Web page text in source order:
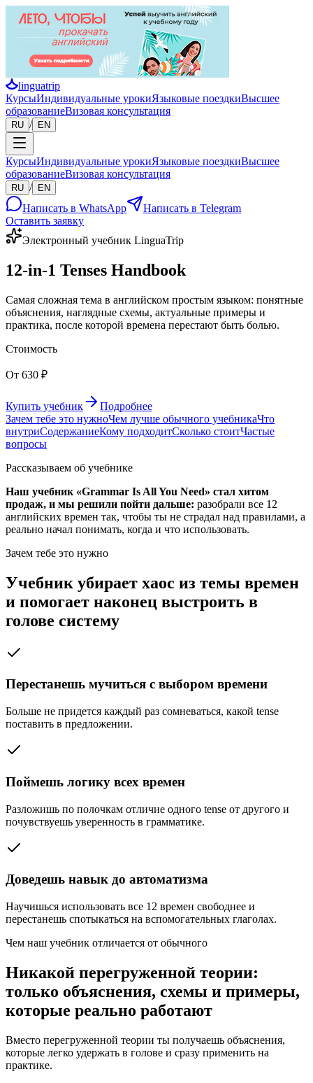
linguatrip
КурсыИндивидуальные урокиЯзыковые поездкиВысшее
образованиеВизовая консультация
RU / EN
КурсыИндивидуальные урокиЯзыковые поездкиВысшее
образованиеВизовая консультация
RU / EN
Написать в WhatsApp
Написать в Telegram
Оставить заявку
Электронный учебник LinguaTrip
12-in-1 Tenses Handbook
Самая сложная тема в английском простым языком: понятные
объяснения, наглядные схемы, актуальные примеры и
практика, после которой времена перестают быть болью.
Стоимость
От 630 ₽
Купить учебник
Подробнее
Зачем тебе это нужноЧем лучше обычного учебникаЧто
внутриСодержаниеКому подходитСколько стоитЧастые
вопросы
Рассказываем об учебнике
Наш учебник «Grammar Is All You Need» стал хитом
продаж, и мы решили пойти дальше: разобрали все 12
английских времен так, чтобы ты не страдал над правилами, а
реально начал понимать, когда и что использовать.
Зачем тебе это нужно
Учебник убирает хаос из темы времен
и помогает наконец выстроить в
голове систему
Перестанешь мучиться с выбором времени
Больше не придется каждый раз сомневаться, какой tense
поставить в предложении.
Поймешь логику всех времен
Разложишь по полочкам отличие одного tense от другого и
почувствуешь уверенность в грамматике.
Доведешь навык до автоматизма
Научишься использовать все 12 времен свободнее и
перестанешь спотыкаться на вспомогательных глаголах.
Чем наш учебник отличается от обычного
Никакой перегруженной теории:
только объяснения, схемы и примеры,
которые реально работают
Вместо перегруженной теории ты получаешь объяснения,
которые легко удержать в голове и сразу применить на
практике.